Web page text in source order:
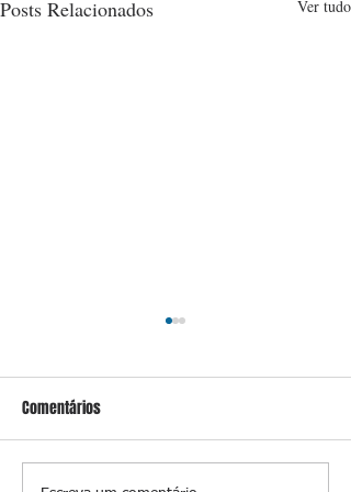
Posts Relacionados Ver tudo
Comentários